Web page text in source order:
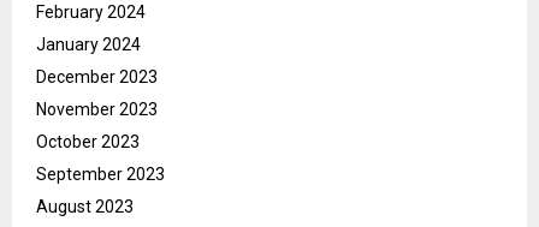
February 2024
January 2024
December 2023
November 2023
October 2023
September 2023
August 2023